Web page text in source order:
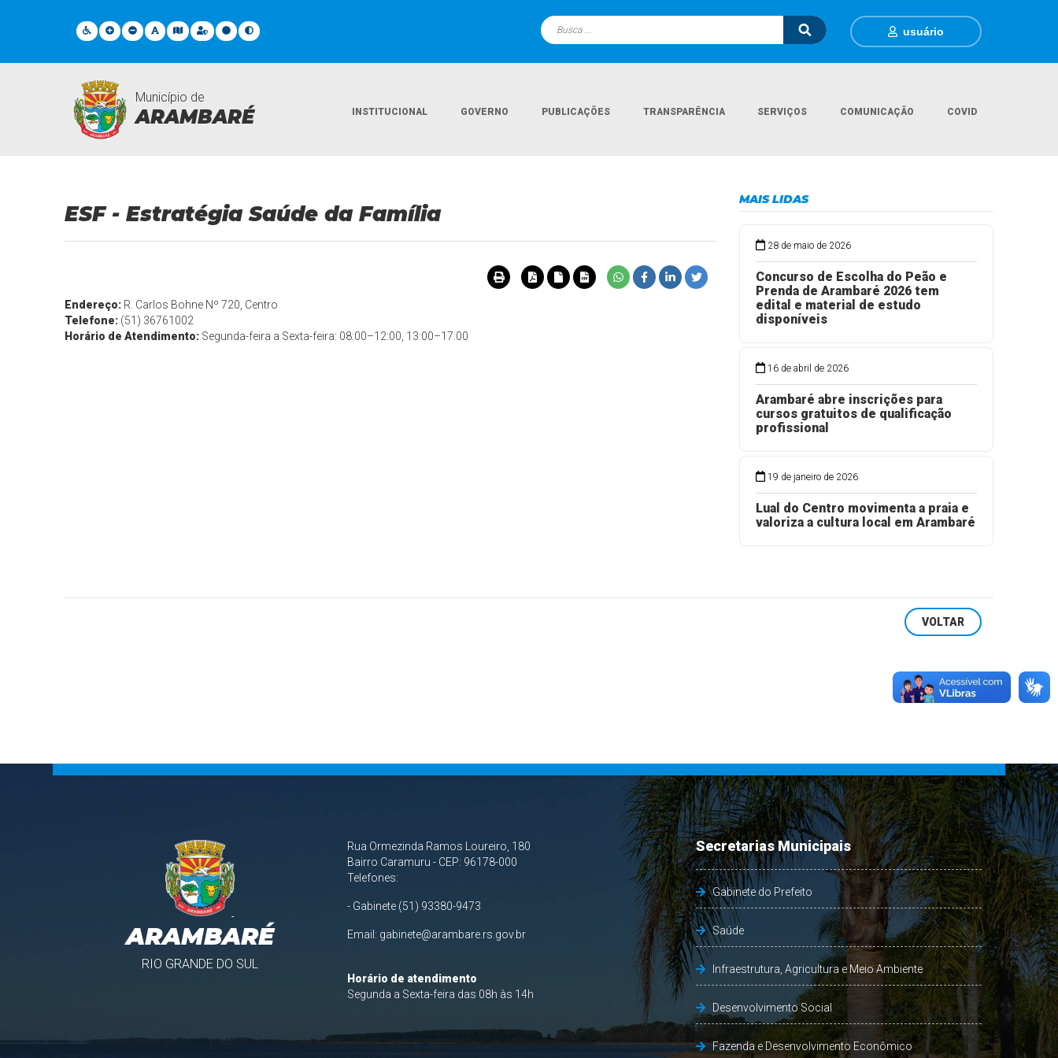
usuário
Município de
ARAMBARÉ INSTITUCIONAL GOVERNO PUBLICAÇÕES TRANSPARÊNCIA SERVIÇOS COMUNICAÇÃO COVID
Unidades de Saúde
ESF - Estratégia Saúde da Família
Endereço: R. Carlos Bohne Nº 720, Centro
Telefone: (51) 36761002
Horário de Atendimento: Segunda-feira a Sexta-feira: 08:00–12:00, 13:00–17:00
MAIS LIDAS
28 de maio de 2026
Concurso de Escolha do Peão e
Prenda de Arambaré 2026 tem
edital e material de estudo
disponíveis
16 de abril de 2026
Arambaré abre inscrições para
cursos gratuitos de qualificação
profissional
19 de janeiro de 2026
Lual do Centro movimenta a praia e
valoriza a cultura local em Arambaré
VOLTAR
ARAMBARÉ
RIO GRANDE DO SUL
Rua Ormezinda Ramos Loureiro, 180
Bairro Caramuru - CEP: 96178-000
Telefones:
- Gabinete (51) 93380-9473
Email: gabinete@arambare.rs.gov.br
Horário de atendimento
Segunda a Sexta-feira das 08h às 14h
Secretarias Municipais
Gabinete do Prefeito
Saúde
Infraestrutura, Agricultura e Meio Ambiente
Desenvolvimento Social
Fazenda e Desenvolvimento Econômico